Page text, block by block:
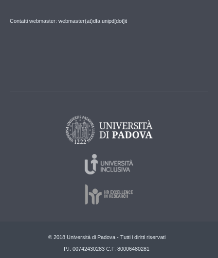
Contatti webmaster: webmaster(at)dfa.unipd[dot]it
© 2018 Università di Padova - Tutti i diritti riservati
P.I. 00742430283 C.F. 80006480281